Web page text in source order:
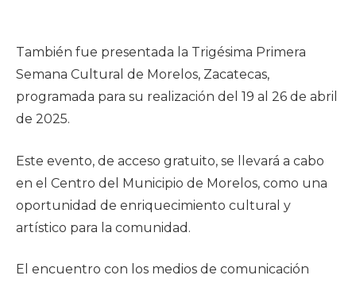
También fue presentada la Trigésima Primera
Semana Cultural de Morelos, Zacatecas,
programada para su realización del 19 al 26 de abril
de 2025.
Este evento, de acceso gratuito, se llevará a cabo
en el Centro del Municipio de Morelos, como una
oportunidad de enriquecimiento cultural y
artístico para la comunidad.
El encuentro con los medios de comunicación